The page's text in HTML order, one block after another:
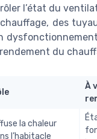
l’état du
des
du
À
la chaleur
l’habitacle